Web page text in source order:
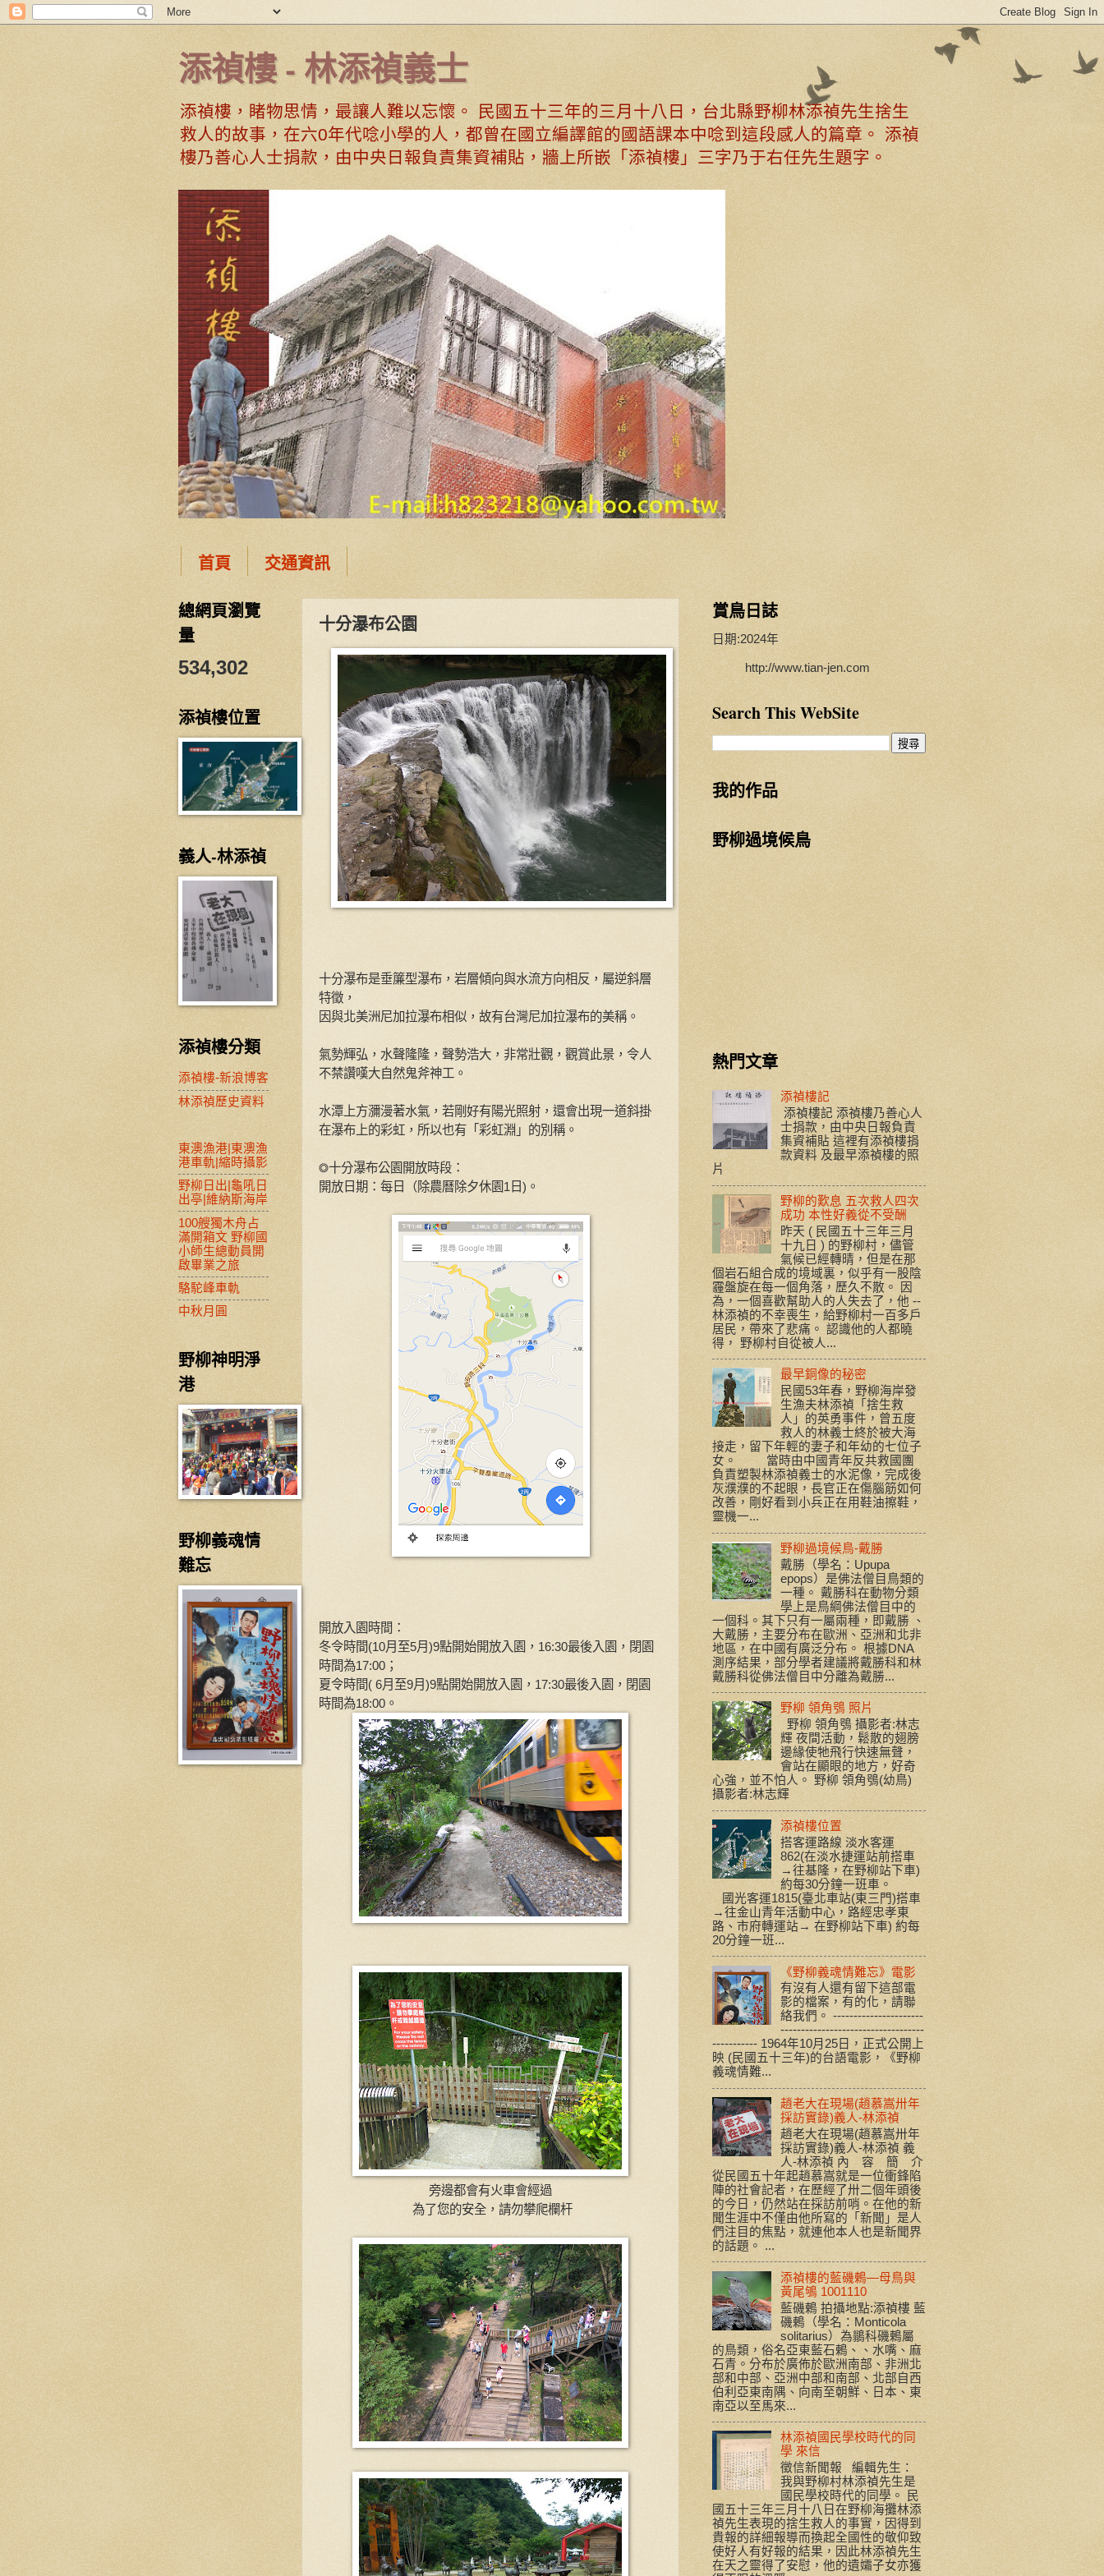
添禎樓 - 林添禎義士
添禎樓，睹物思情，最讓人難以忘懷。 民國五十三年的三月十八日，台北縣野柳林添禎先生捨生
救人的故事，在六0年代唸小學的人，都曾在國立編譯館的國語課本中唸到這段感人的篇章。 添禎
樓乃善心人士捐款，由中央日報負責集資補貼，牆上所嵌「添禎樓」三字乃于右任先生題字。
首頁 交通資訊
十分瀑布公園
十分瀑布是垂簾型瀑布，岩層傾向與水流方向相反，屬逆斜層
特徵，
因與北美洲尼加拉瀑布相似，故有台灣尼加拉瀑布的美稱。
氣勢輝弘，水聲隆隆，聲勢浩大，非常壯觀，觀賞此景，令人
不禁讚嘆大自然鬼斧神工。
水潭上方瀰漫著水氣，若剛好有陽光照射，還會出現一道斜掛
在瀑布上的彩虹，所以也有「彩虹淵」的別稱。
◎十分瀑布公園開放時段：
開放日期：每日（除農曆除夕休園1日)。
開放入園時間：
冬令時間(10月至5月)9點開始開放入園，16:30最後入園，閉園
時間為17:00；
夏令時間( 6月至9月)9點開始開放入園，17:30最後入園，閉園
時間為18:00。
旁邊都會有火車會經過
為了您的安全，請勿攀爬欄杆
總網頁瀏覽
量
534,302
添禎樓位置
義人-林添禎
添禎樓分類
添禎樓-新浪博客
林添禎歷史資料
東澳漁港|東澳漁
港車軌|縮時攝影
野柳日出|龜吼日
出亭|維納斯海岸
100艘獨木舟占
滿開箱文 野柳國
小師生總動員開
啟畢業之旅
駱駝峰車軌
中秋月圓
野柳神明淨
港
野柳義魂情
難忘
賞鳥日誌
日期:2024年
http://www.tian-jen.com
Search This WebSite
我的作品
野柳過境候鳥
熱門文章
添禎樓記
添禎樓記 添禎樓乃善心人
士捐款，由中央日報負責
集資補貼 這裡有添禎樓捐
款資料 及最早添禎樓的照
片
野柳的歎息 五次救人四次
成功 本性好義從不受酬
昨天 ( 民國五十三年三月
十九日 ) 的野柳村，儘管
氣候已經轉晴，但是在那
個岩石組合成的境域裏，似乎有一股陰
霾盤旋在每一個角落，歷久不散。 因
為，一個喜歡幫助人的人失去了，他 --
林添禎的不幸喪生，給野柳村一百多戶
居民，帶來了悲痛。 認識他的人都曉
得， 野柳村自從被人...
最早銅像的秘密
民國53年春，野柳海岸發
生漁夫林添禎「捨生救
人」的英勇事件，曾五度
救人的林義士終於被大海
接走，留下年輕的妻子和年幼的七位子
女。 當時由中國青年反共救國團
負責塑製林添禎義士的水泥像，完成後
灰濮濮的不起眼，長官正在傷腦筋如何
改善，剛好看到小兵正在用鞋油擦鞋，
靈機一...
野柳過境候鳥-戴勝
戴勝（學名：Upupa
epops）是佛法僧目鳥類的
一種。 戴勝科在動物分類
學上是鳥綱佛法僧目中的
一個科。其下只有一屬兩種，即戴勝 、
大戴勝，主要分布在歐洲、亞洲和北非
地區，在中國有廣泛分布。 根據DNA
測序結果，部分學者建議將戴勝科和林
戴勝科從佛法僧目中分離為戴勝...
野柳 領角鴞 照片
野柳 領角鴞 攝影者:林志
輝 夜間活動，鬆散的翅膀
邊緣使牠飛行快速無聲，
會站在顯眼的地方，好奇
心強，並不怕人。 野柳 領角鴞(幼鳥)
攝影者:林志輝
添禎樓位置
搭客運路線 淡水客運
862(在淡水捷運站前搭車
→往基隆，在野柳站下車)
約每30分鐘一班車。
國光客運1815(臺北車站(東三門)搭車
→往金山青年活動中心，路經忠孝東
路、市府轉運站→ 在野柳站下車) 約每
20分鐘一班...
《野柳義魂情難忘》電影
有沒有人還有留下這部電
影的檔案，有的化，請聯
絡我們。 ----------------------
-----------------------------------
----------- 1964年10月25日，正式公開上
映 (民國五十三年)的台語電影，《野柳
義魂情難...
趙老大在現場(趙慕嵩卅年
採訪實錄)義人-林添禎
趙老大在現場(趙慕嵩卅年
採訪實錄)義人-林添禎 義
人-林添禎 內 容 簡 介
從民國五十年起趙慕嵩就是一位衝鋒陷
陣的社會記者，在歷經了卅二個年頭後
的今日，仍然站在採訪前哨。在他的新
聞生涯中不僅由他所寫的「新聞」是人
們注目的焦點，就連他本人也是新聞界
的話題。 ...
添禎樓的藍磯鶇—母鳥與
黃尾鴝 1001110
藍磯鶇 拍攝地點:添禎樓 藍
磯鶇（學名：Monticola
solitarius）為鶲科磯鶇屬
的鳥類，俗名亞東藍石鶇、、水嘴、麻
石青。分布於廣佈於歐洲南部、非洲北
部和中部、亞洲中部和南部、北部自西
伯利亞東南隅、向南至朝鮮、日本、東
南亞以至馬來...
林添禎國民學校時代的同
學 來信
徵信新聞報 編輯先生：
我與野柳村林添禎先生是
國民學校時代的同學。 民
國五十三年三月十八日在野柳海攤林添
禎先生表現的捨生救人的事實，因得到
貴報的詳細報導而換起全國性的敬仰致
使好人有好報的結果，因此林添禎先生
在天之靈得了安慰，他的遺孀子女亦獲